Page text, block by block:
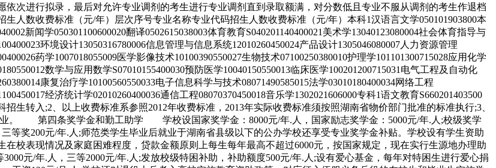
次进行拟录，最后对允许专业调剂的考生进行专业调剂直到录取额满，对分数低且专业不服从调剂的考生作退档
数收费标准（元/年）层次序号专业名称专业代码招生人数收费标准（元/年）本科1汉语言文学050101903800本
新闻学050301100600020翻译0502615038003体育教育S040201140400021美术学13040123080004社会体育指导与
环境设计13050316780006信息管理与信息系统12010260450024产品设计1305046080007人力资源管理
药学1007018055009医学影像技术10100390550027生物技术07100250380010护理学101101300715028应用化学
数学与应用数学S07010155400030预防医学10040150550013临床医学100201200715031电气工程及自动化
康复治疗学10100560550033电子信息科学与技术08071490585015法学03010180400034网络工程
经济统计学02010260400036通信工程08070370450018音乐学1302021606000专科1语文教育S660201403500
招生转入;2、以上收费标准系参照2012年收费标准，2013年实际收费标准须按照湖南省物价部门批准的标准执行;3、
业。 第四条奖学金和勤工助学 学校设国家奖学金：8000元/年.人，国家励志奖学金：5000元/年.人;校级奖学
等奖200元/年.人;师范类学生毕业后就业于湖南省县级以下的公办学校还享受专业奖学金补贴。学校设有学生资助
校表现情况及家庭困难程度，贷款金额原则上每生每年最高不超过6000元，按国家规定，现在实行生源地办理助
元/年.人，三等2000元/年.人;发放校级特困补助，补助额度500元/年.人;设有爱心基金，每年对特困生进行爱心捐